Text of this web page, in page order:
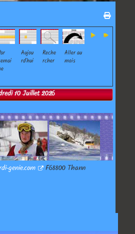
Aujou
rd'hui
Reche
rcher
Aller au
mois
10 Juillet 2026
genie.com F68800 Thann